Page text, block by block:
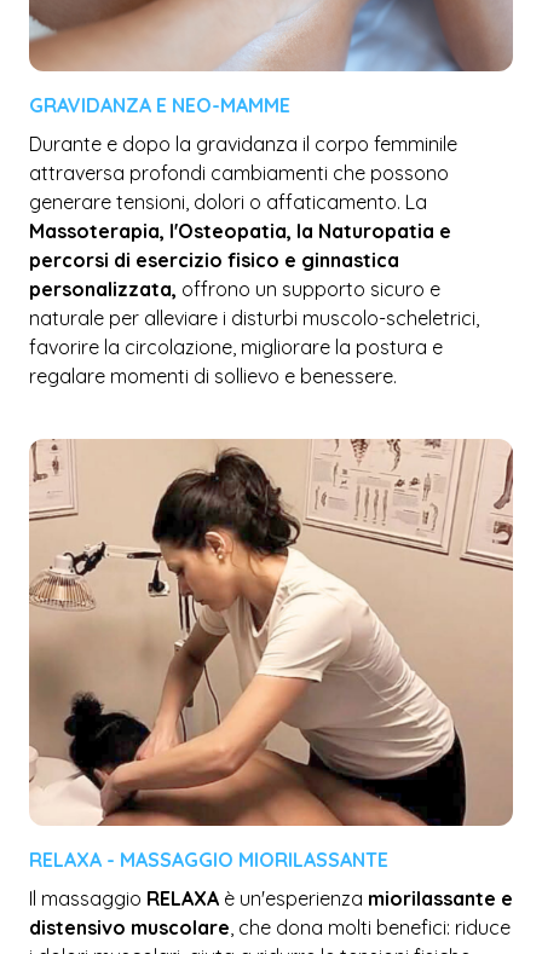
GRAVIDANZA E NEO-MAMME
Durante e dopo la gravidanza il corpo femminile
attraversa profondi cambiamenti che possono
generare tensioni, dolori o affaticamento. La
Massoterapia, l'Osteopatia, la Naturopatia e
percorsi di esercizio fisico e ginnastica
personalizzata, offrono un supporto sicuro e
naturale per alleviare i disturbi muscolo-scheletrici,
favorire la circolazione, migliorare la postura e
regalare momenti di sollievo e benessere.
RELAXA - MASSAGGIO MIORILASSANTE
Il massaggio RELAXA è un'esperienza miorilassante e
distensivo muscolare , che dona molti benefici: riduce